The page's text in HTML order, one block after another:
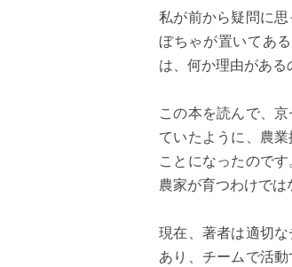
私が前から疑問に
ぼちゃが置いてあ
は、何か理由がある
この本を読んで、
ていたように、農
ことになったので
農家が育つわけでは
現在、著者は適切
あり、チームで活